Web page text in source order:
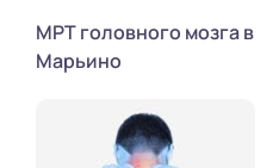
МРТ головного мозга в
Марьино